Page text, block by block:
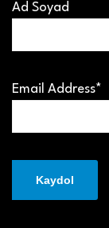
Ad Soyad
Email Address*